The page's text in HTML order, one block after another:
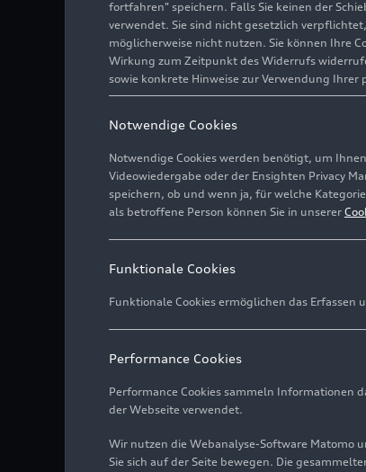
fortfahren" speichern. Falls Sie keinen der
verwendet. Sie sind nicht gesetzlich
möglicherweise nicht nutzen. Sie können Ihre
Wirkung zum Zeitpunkt des Widerrufs
sowie konkrete Hinweise zur Verwendung
Notwendige Cookies
Notwendige Cookies werden benötigt, um
Videowiedergabe oder der Ensighten Privacy
speichern, ob und wenn ja, für welche
als betroffene Person können Sie in unserer
Funktionale Cookies
Funktionale Cookies ermöglichen das
Performance Cookies
Performance Cookies sammeln Informationen
der Webseite verwendet.
Wir nutzen die Webanalyse-Software Matomo
Sie sich auf der Seite bewegen. Die